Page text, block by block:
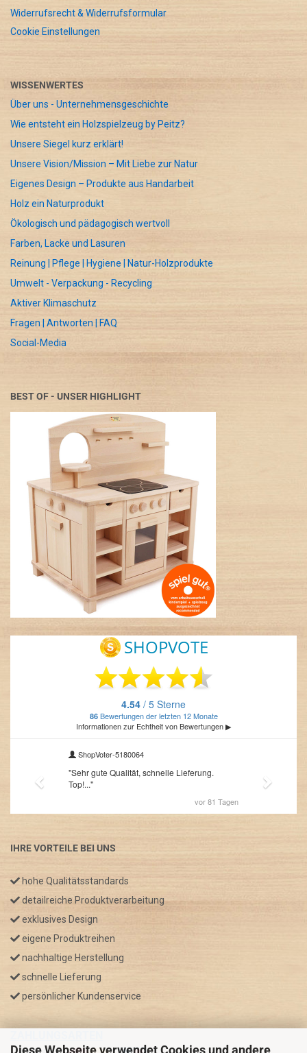
Diese Webseite verwendet Cookies und andere
Widerrufsrecht & Widerrufsformular
Cookie Einstellungen
WISSENWERTES
Über uns - Unternehmensgeschichte
Wie entsteht ein Holzspielzeug by Peitz?
Unsere Siegel kurz erklärt!
Unsere Vision/Mission – Mit Liebe zur Natur
Eigenes Design – Produkte aus Handarbeit
Holz ein Naturprodukt
Ökologisch und pädagogisch wertvoll
Farben, Lacke und Lasuren
Reinung | Pflege | Hygiene | Natur-Holzprodukte
Umwelt - Verpackung - Recycling
Aktiver Klimaschutz
Fragen | Antworten | FAQ
Social-Media
BEST OF - UNSER HIGHLIGHT
IHRE VORTEILE BEI UNS
hohe Qualitätsstandards
detailreiche Produktverarbeitung
exklusives Design
eigene Produktreihen
nachhaltige Herstellung
schnelle Lieferung
persönlicher Kundenservice